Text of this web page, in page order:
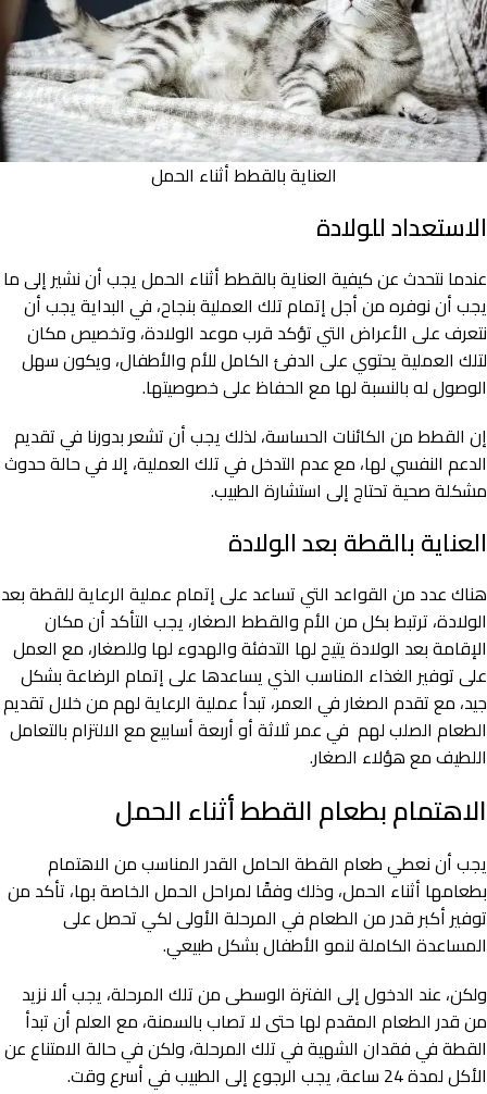
العناية بالقطط أثناء الحمل
الاستعداد للولادة
عندما نتحدث عن كيفية العناية بالقطط أثناء الحمل يجب أن نشير إلى ما
يجب أن نوفره من أجل إتمام تلك العملية بنجاح، في البداية يجب أن
نتعرف على الأعراض التي تؤكد قرب موعد الولادة، وتخصيص مكان
لتلك العملية يحتوي على الدفئ الكامل للأم والأطفال، ويكون سهل
الوصول له بالنسبة لها مع الحفاظ على خصوصيتها.
إن القطط من الكائنات الحساسة، لذلك يجب أن تشعر بدورنا في تقديم
الدعم النفسي لها، مع عدم التدخل في تلك العملية، إلا في حالة حدوث
مشكلة صحية تحتاج إلى استشارة الطبيب.
العناية بالقطة بعد الولادة
هناك عدد من القواعد التي تساعد على إتمام عملية الرعاية للقطة بعد
الولادة، ترتبط بكل من الأم والقطط الصغار، يجب التأكد أن مكان
الإقامة بعد الولادة يتيح لها التدفئة والهدوء لها وللصغار، مع العمل
على توفير الغذاء المناسب الذي يساعدها على إتمام الرضاعة بشكل
جيد، مع تقدم الصغار في العمر، تبدأ عملية الرعاية لهم من خلال تقديم
الطعام الصلب لهم في عمر ثلاثة أو أربعة أسابيع مع الالتزام بالتعامل
اللطيف مع هؤلاء الصغار.
الاهتمام بطعام القطط أثناء الحمل
يجب أن نعطي طعام القطة الحامل القدر المناسب من الاهتمام
بطعامها أثناء الحمل، وذلك وفقًا لمراحل الحمل الخاصة بها، تأكد من
توفير أكبر قدر من الطعام في المرحلة الأولى لكي تحصل على
المساعدة الكاملة لنمو الأطفال بشكل طبيعي.
ولكن، عند الدخول إلى الفترة الوسطى من تلك المرحلة، يجب ألا نزيد
من قدر الطعام المقدم لها حتى لا تصاب بالسمنة، مع العلم أن تبدأ
القطة في فقدان الشهية في تلك المرحلة، ولكن في حالة الامتناع عن
الأكل لمدة 24 ساعة، يجب الرجوع إلى الطبيب في أسرع وقت.